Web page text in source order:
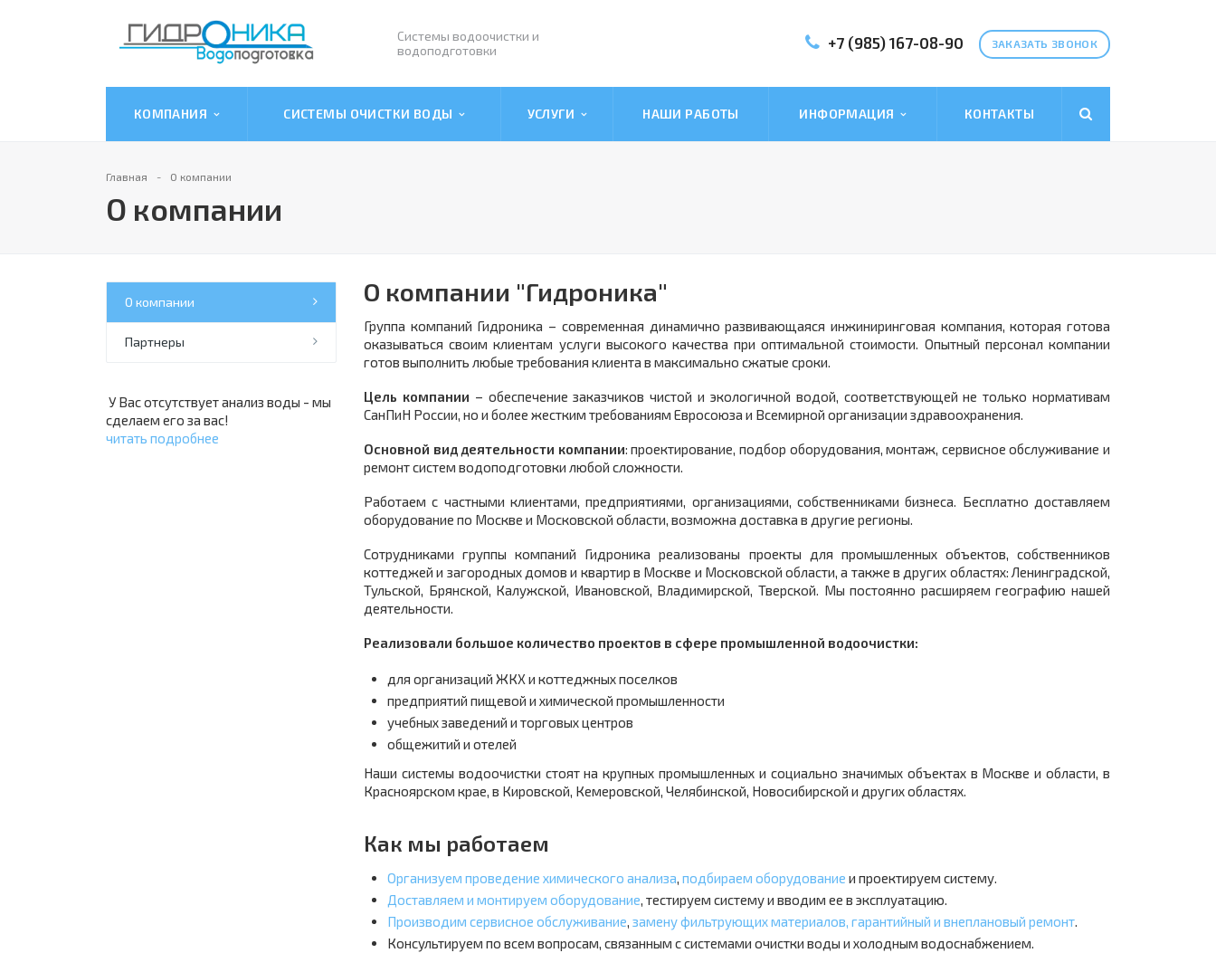
Системы водоочистки и
водоподготовки
ЗАКАЗАТЬ ЗВОНОК
+7 (985) 167-08-90
КОМПАНИЯ СИСТЕМЫ ОЧИСТКИ ВОДЫ УСЛУГИ НАШИ РАБОТЫ ИНФОРМАЦИЯ КОНТАКТЫ
Главная О компании
О компании
О компании
Партнеры
У Вас отсутствует анализ воды - мы
сделаем его за вас!
читать подробнее
О компании "Гидроника"
Группа компаний Гидроника – современная динамично развивающаяся инжиниринговая компания, которая готова
оказываться своим клиентам услуги высокого качества при оптимальной стоимости. Опытный персонал компании
готов выполнить любые требования клиента в максимально сжатые сроки.
Цель компании – обеспечение заказчиков чистой и экологичной водой, соответствующей не только нормативам
СанПиН России, но и более жестким требованиям Евросоюза и Всемирной организации здравоохранения.
Основной вид деятельности компании: проектирование, подбор оборудования, монтаж, сервисное обслуживание и
ремонт систем водоподготовки любой сложности.
Работаем с частными клиентами, предприятиями, организациями, собственниками бизнеса. Бесплатно доставляем
оборудование по Москве и Московской области, возможна доставка в другие регионы.
Сотрудниками группы компаний Гидроника реализованы проекты для промышленных объектов, собственников
коттеджей и загородных домов и квартир в Москве и Московской области, а также в других областях: Ленинградской,
Тульской, Брянской, Калужской, Ивановской, Владимирской, Тверской. Мы постоянно расширяем географию нашей
деятельности.
Реализовали большое количество проектов в сфере промышленной водоочистки:
для организаций ЖКХ и коттеджных поселков
предприятий пищевой и химической промышленности
учебных заведений и торговых центров
общежитий и отелей
Наши системы водоочистки стоят на крупных промышленных и социально значимых объектах в Москве и области, в
Красноярском крае, в Кировской, Кемеровской, Челябинской, Новосибирской и других областях.
Как мы работаем
Организуем проведение химического анализа, подбираем оборудование и проектируем систему.
Доставляем и монтируем оборудование, тестируем систему и вводим ее в эксплуатацию.
Производим сервисное обслуживание, замену фильтрующих материалов, гарантийный и внеплановый ремонт.
Консультируем по всем вопросам, связанным с системами очистки воды и холодным водоснабжением.